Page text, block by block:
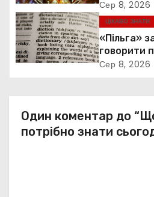
и
с
і
Сер 8, 2026
ЦІКАВО ЗНАТИ
«Пільга»
говорити
Сер 8, 2026
Один коментар до
потрібно знати